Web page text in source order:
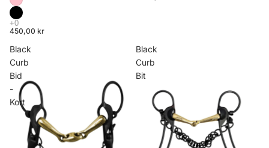
450,00 kr
Black
Curb
Bid
-
Kort
Black
Curb
Bit